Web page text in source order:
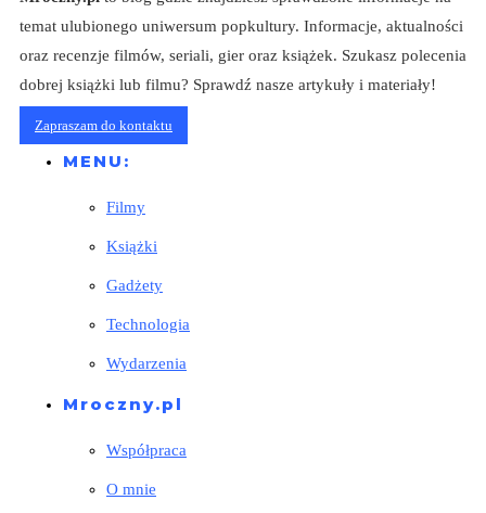
temat ulubionego uniwersum popkultury. Informacje, aktualności
oraz recenzje filmów, seriali, gier oraz książek. Szukasz polecenia
dobrej książki lub filmu? Sprawdź nasze artykuły i materiały!
Zapraszam do kontaktu
MENU:
Filmy
Książki
Gadżety
Technologia
Wydarzenia
Mroczny.pl
Współpraca
O mnie